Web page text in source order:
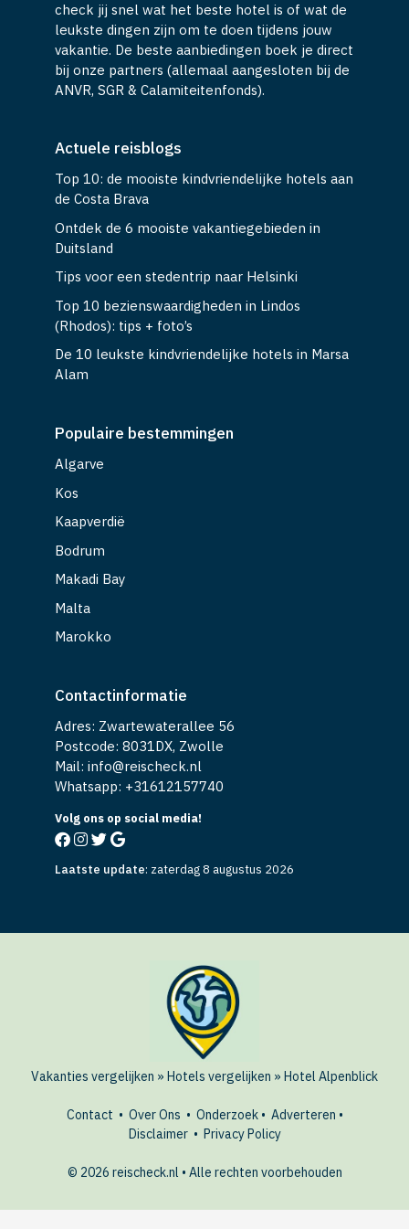
check jij snel wat het beste hotel is of wat de
leukste dingen zijn om te doen tijdens jouw
vakantie. De beste aanbiedingen boek je direct
bij onze partners (allemaal aangesloten bij de
ANVR, SGR & Calamiteitenfonds).
Actuele reisblogs
Top 10: de mooiste kindvriendelijke hotels aan
de Costa Brava
Ontdek de 6 mooiste vakantiegebieden in
Duitsland
Tips voor een stedentrip naar Helsinki
Top 10 bezienswaardigheden in Lindos
(Rhodos): tips + foto’s
De 10 leukste kindvriendelijke hotels in Marsa
Alam
Populaire bestemmingen
Algarve
Kos
Kaapverdië
Bodrum
Makadi Bay
Malta
Marokko
Contactinformatie
Adres: Zwartewaterallee 56
Postcode: 8031DX, Zwolle
Mail: info@reischeck.nl
Whatsapp: +31612157740
Volg ons op social media!
Laatste update: zaterdag 8 augustus 2026
Vakanties vergelijken » Hotels vergelijken » Hotel Alpenblick
Contact • Over Ons • Onderzoek• Adverteren •
Disclaimer• Privacy Policy
© 2026 reischeck.nl • Alle rechten voorbehouden